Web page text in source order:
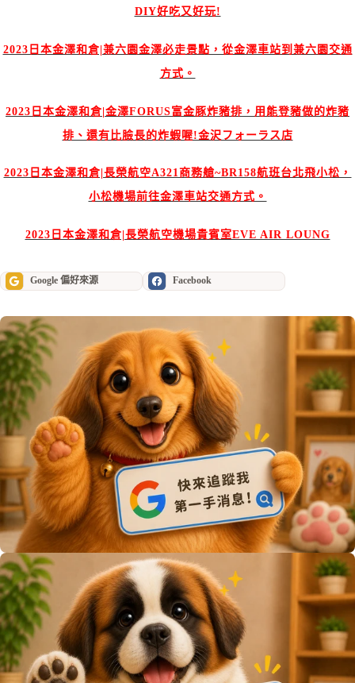
DIY好吃又好玩!
2023日本金澤和倉|兼六園金澤必走景點，從金澤車站到兼六園交通
方式。
2023日本金澤和倉|金澤FORUS富金豚炸豬排，用能登豬做的炸豬
排、還有比臉長的炸蝦喔!金沢フォーラス店
2023日本金澤和倉|長榮航空A321商務艙~BR158航班台北飛小松，
小松機場前往金澤車站交通方式。
2023日本金澤和倉|長榮航空機場貴賓室EVE AIR LOUNG
Google 偏好來源 Facebook